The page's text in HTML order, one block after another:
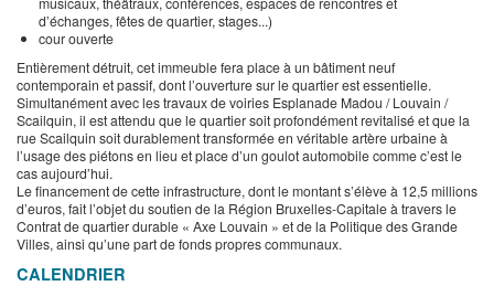
d’échanges, fêtes de quartier, stages...)
cour ouverte
Entièrement détruit, cet immeuble fera place à un bâtiment neuf
contemporain et passif, dont l’ouverture sur le quartier est essentielle.
Simultanément avec les travaux de voiries Esplanade Madou / Louvain /
Scailquin, il est attendu que le quartier soit profondément revitalisé et que la
rue Scailquin soit durablement transformée en véritable artère urbaine à
l’usage des piétons en lieu et place d’un goulot automobile comme c’est le
cas aujourd’hui.
Le financement de cette infrastructure, dont le montant s’élève à 12,5 millions
d’euros, fait l’objet du soutien de la Région Bruxelles-Capitale à travers le
Contrat de quartier durable « Axe Louvain » et de la Politique des Grande
Villes, ainsi qu’une part de fonds propres communaux.
CALENDRIER